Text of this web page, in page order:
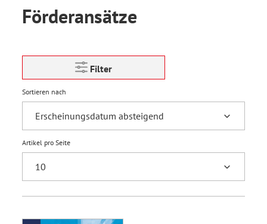
Förderansätze
Filter
Sortieren nach
Artikel pro Seite